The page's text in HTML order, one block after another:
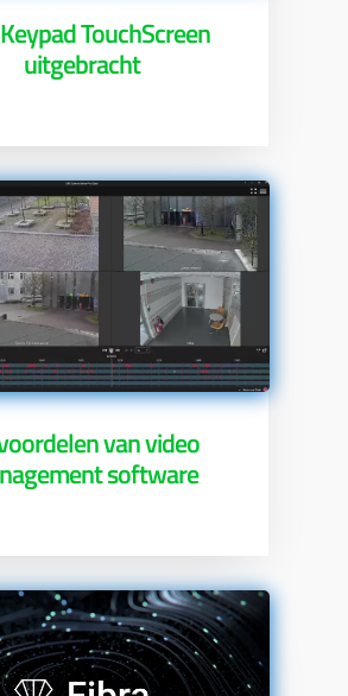
TouchScreen
uitgebracht
van video
software